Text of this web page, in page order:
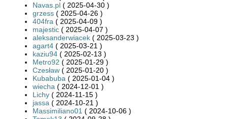
Navas.pl ( 2025-04-30 )
grzess ( 2025-04-26 )
404fra ( 2025-04-09 )
majestic ( 2025-04-07 )
aleksanderwiacek ( 2025-03-23 )
agart4 ( 2025-03-21 )
kaziu94 ( 2025-02-13 )
Metro92 ( 2025-01-29 )
Czesław ( 2025-01-20 )
Kubabuba ( 2025-01-04 )
wiecha ( 2024-12-01 )
Lichy ( 2024-11-15 )
jassa ( 2024-10-21 )
Massimiliano01 ( 2024-10-06 )